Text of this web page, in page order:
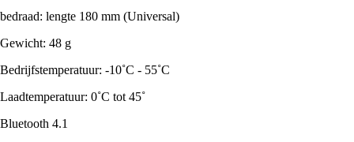
bedraad: lengte 180 mm (Universal)
Gewicht: 48 g
Bedrijfstemperatuur: -10˚C - 55˚C
Laadtemperatuur: 0˚C tot 45˚
Bluetooth 4.1